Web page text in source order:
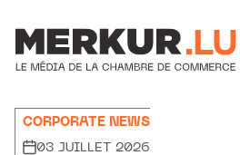
CORPORATE NEWS
03 JUILLET 2026